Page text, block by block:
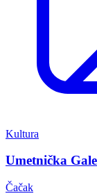
Kultura
Umetnička
Čačak